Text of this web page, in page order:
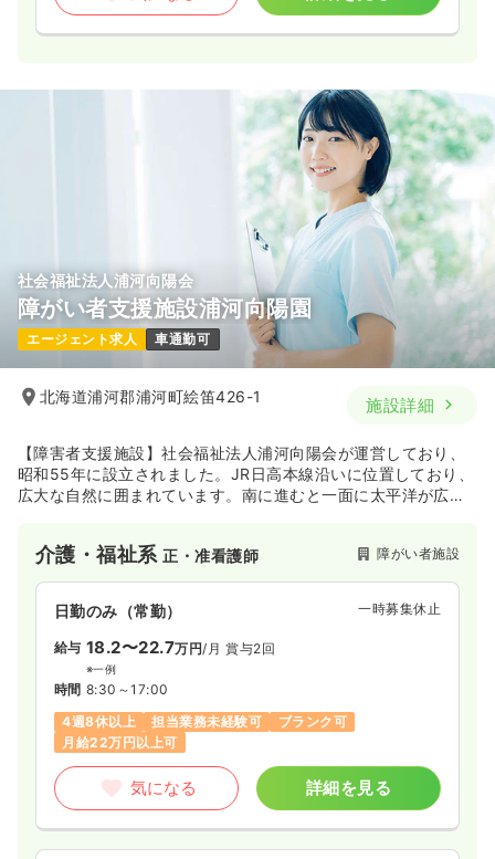
社会福祉法人浦河向陽会
障がい者支援施設浦河向陽園
エージェント求人 車通勤可
北海道浦河郡浦河町絵笛426-1 施設詳細
【障害者支援施設】社会福祉法人浦河向陽会が運営しており、
昭和55年に設立されました。JR日高本線沿いに位置しており、
広大な自然に囲まれています。南に進むと一面に太平洋が広が
介護・福祉系正・准看護師 障がい者施設
日勤のみ（常勤） 一時募集休止
給与 18.2〜22.7万円/月 賞与2回
※一例
時間 8:30～17:00
4週8休以上
担当業務未経験可
ブランク可
月給22万円以上可
気になる 詳細を見る